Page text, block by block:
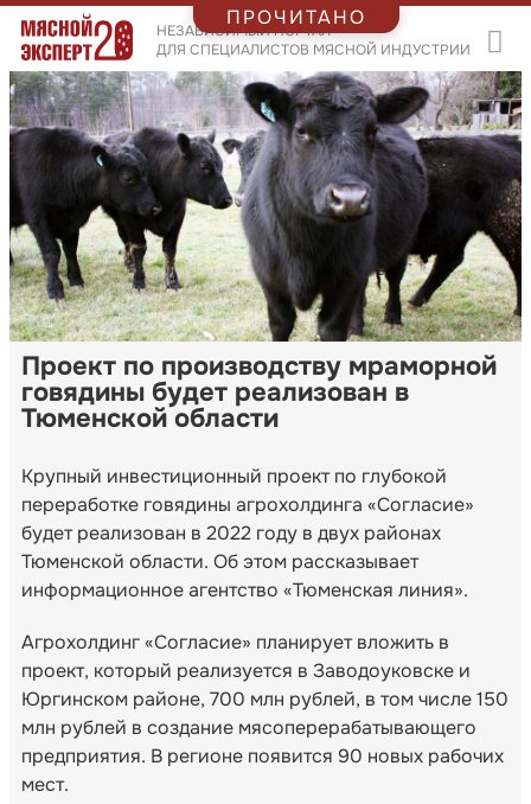
НЕЗАВИСИМЫЙ ПОРТАЛ
ДЛЯ СПЕЦИАЛИСТОВ МЯСНОЙ ИНДУСТРИИ
Проект по производству мраморной
говядины будет реализован в
Тюменской области
Крупный инвестиционный проект по глубокой
переработке говядины агрохолдинга «Согласие»
будет реализован в 2022 году в двух районах
Тюменской области. Об этом рассказывает
информационное агентство «Тюменская линия».
Агрохолдинг «Согласие» планирует вложить в
проект, который реализуется в Заводоуковске и
Юргинском районе, 700 млн рублей, в том числе 150
млн рублей в создание мясоперерабатывающего
предприятия. В регионе появится 90 новых рабочих
мест.
ПРОЧИТАНО